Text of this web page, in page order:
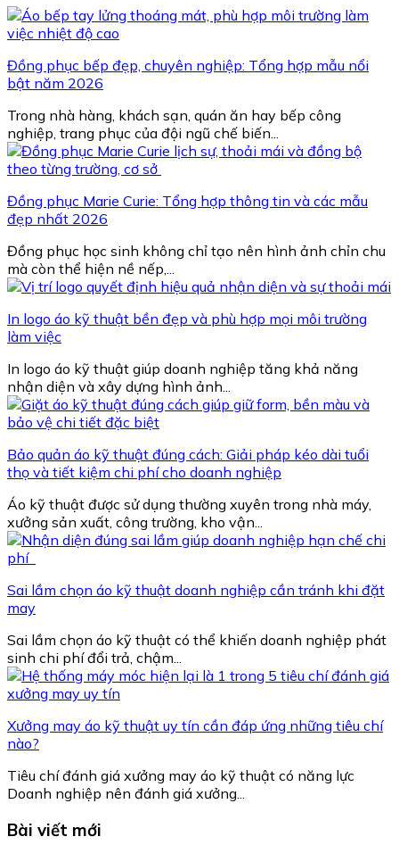
Đồng phục bếp đẹp, chuyên nghiệp: Tổng hợp mẫu nổi
bật năm 2026
Trong nhà hàng, khách sạn, quán ăn hay bếp công
nghiệp, trang phục của đội ngũ chế biến...
Đồng phục Marie Curie: Tổng hợp thông tin và các mẫu
đẹp nhất 2026
Đồng phục học sinh không chỉ tạo nên hình ảnh chỉn chu
mà còn thể hiện nề nếp,...
In logo áo kỹ thuật bền đẹp và phù hợp mọi môi trường
làm việc
In logo áo kỹ thuật giúp doanh nghiệp tăng khả năng
nhận diện và xây dựng hình ảnh...
Bảo quản áo kỹ thuật đúng cách: Giải pháp kéo dài tuổi
thọ và tiết kiệm chi phí cho doanh nghiệp
Áo kỹ thuật được sử dụng thường xuyên trong nhà máy,
xưởng sản xuất, công trường, kho vận...
Sai lầm chọn áo kỹ thuật doanh nghiệp cần tránh khi đặt
may
Sai lầm chọn áo kỹ thuật có thể khiến doanh nghiệp phát
sinh chi phí đổi trả, chậm...
Xưởng may áo kỹ thuật uy tín cần đáp ứng những tiêu chí
nào?
Tiêu chí đánh giá xưởng may áo kỹ thuật có năng lực
Doanh nghiệp nên đánh giá xưởng...
Bài viết mới